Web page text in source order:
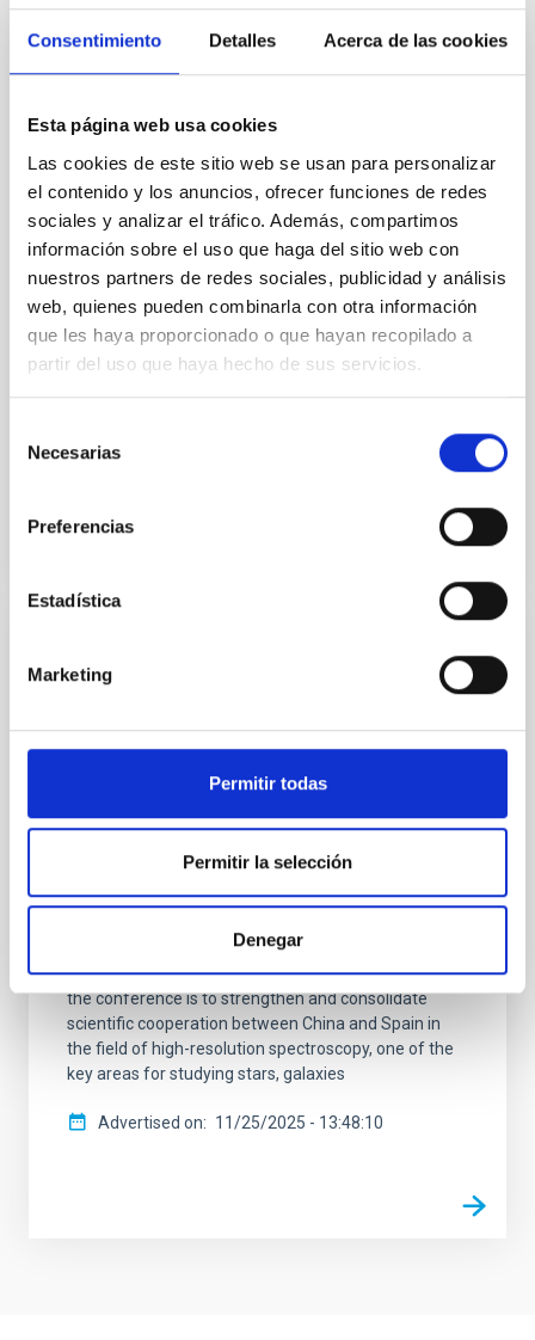
Consentimiento Detalles Acerca de las cookies
Esta página web usa cookies
Las cookies de este sitio web se usan para personalizar
el contenido y los anuncios, ofrecer funciones de redes
sociales y analizar el tráfico. Además, compartimos
información sobre el uso que haga del sitio web con
nuestros partners de redes sociales, publicidad y análisis
web, quienes pueden combinarla con otra información
que les haya proporcionado o que hayan recopilado a
partir del uso que haya hecho de sus servicios.
Necesarias
Preferencias
Estadística
Marketing
Permitir todas
Permitir la selección
Denegar
PRESS RELEASE
El IAC celebra el I Congreso Científico de
Estudiantes Alisio-PETeR
Más de 50 estudiantes y docentes procedentes de
participaron este miércoles, 20 de mayo, en el I
Congreso Científico Alisio-PETeR, un evento que
pone el broche de oro a los proyectos de innovación
educativa “ALISIO - Centros educativos desde el
espacio” y “Ciencia con PETeR: Investigando el
robóticos” desarrollados durante este curso escolar.
El congreso se celebró en las instalaciones de
IACTEC, en el Parque Científico y Tecnológico de
Tenerife, y ha sido organizado por el Instituto de
The IAC hosts the international conference
“China–Spain Astronomical Collaboration
on High-Resolution Spectroscopy 2025”
the China–Spain Astronomical Collaboration on High-
by the Instituto de Astrofísica de Canarias (IAC) in
collaboration with the National Astronomical
of Astronomical Optics & Technology (NIAOT), and
the Gran Telescopio Canarias (GTC) team. The aim of
the conference is to strengthen and consolidate
scientific cooperation between China and Spain in
the field of high-resolution spectroscopy, one of the
key areas for studying stars, galaxies
Advertised on 11/25/2025 - 13:48:10